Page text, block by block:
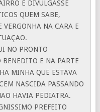
E DIVULGASSE
QUEM SABE,
VERGONHA NA CARA E
NO PRONTO
E NA PARTE
MINHA QUE ESTAVA
NASCIDA PASSANDO
HAVIA PEDIATRA.
PREFEITO